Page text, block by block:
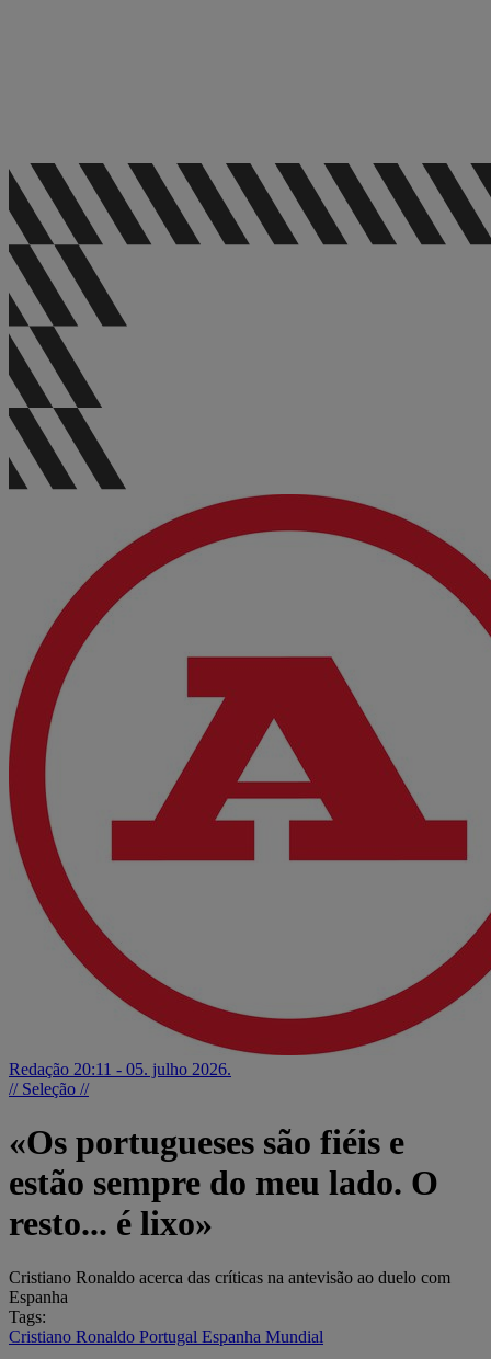
Redação 20:11 - 05. julho 2026.
// Seleção //
«Os portugueses são fiéis e
estão sempre do meu lado. O
resto... é lixo»
Cristiano Ronaldo acerca das críticas na antevisão ao duelo com
Espanha
Tags:
Cristiano Ronaldo Portugal Espanha Mundial